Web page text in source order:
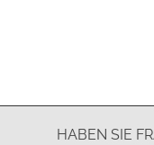
HABEN SIE